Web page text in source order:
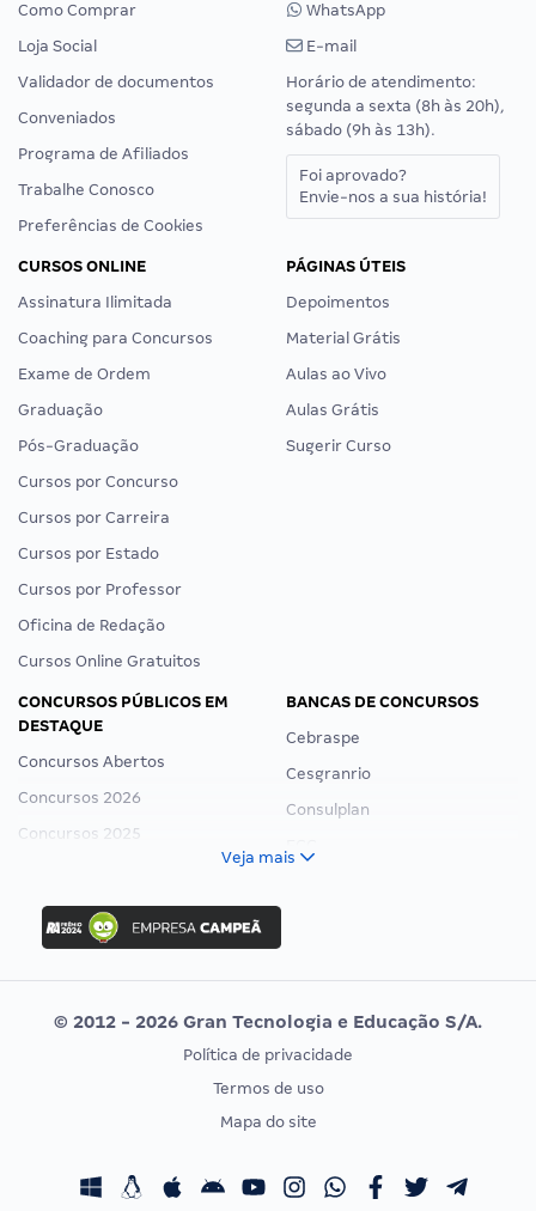
Como Comprar
Loja Social
Validador de documentos
Conveniados
Programa de Afiliados
Trabalhe Conosco
Preferências de Cookies
WhatsApp
E-mail
Horário de atendimento:
segunda a sexta (8h às 20h),
sábado (9h às 13h).
Foi aprovado?
Envie-nos a sua história!
CURSOS ONLINE
Assinatura Ilimitada
Coaching para Concursos
Exame de Ordem
Graduação
Pós-Graduação
Cursos por Concurso
Cursos por Carreira
Cursos por Estado
Cursos por Professor
Oficina de Redação
Cursos Online Gratuitos
PÁGINAS ÚTEIS
Depoimentos
Material Grátis
Aulas ao Vivo
Aulas Grátis
Sugerir Curso
CONCURSOS PÚBLICOS EM
DESTAQUE
Concursos Abertos
Concursos 2026
Concursos 2025
Concurso Ibama
Concurso MPU
Editais publicados
BANCAS DE CONCURSOS
Cebraspe
Cesgranrio
Consulplan
Vunesp
CONCURSOS POR PROFISSÃO
Concursos Fiscais
EXAME DE ORDEM
Calendário OAB
Veja mais
© 2012 - 2026 Gran Tecnologia e Educação S/A.
Política de privacidade
Termos de uso
Mapa do site